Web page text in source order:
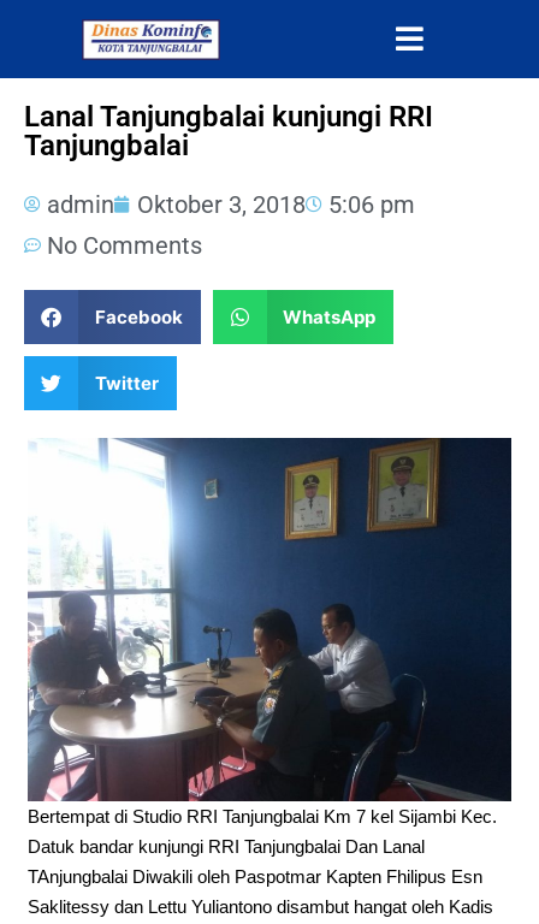
Lanal Tanjungbalai kunjungi RRI
Tanjungbalai
admin Oktober 3, 2018
5:06 pm
No Comments
Facebook WhatsApp
Twitter
Bertempat di Studio RRI Tanjungbalai Km 7 kel Sijambi Kec.
Datuk bandar kunjungi RRI Tanjungbalai Dan Lanal
TAnjungbalai Diwakili oleh Paspotmar Kapten Fhilipus Esn
Saklitessy dan Lettu Yuliantono disambut hangat oleh Kadis